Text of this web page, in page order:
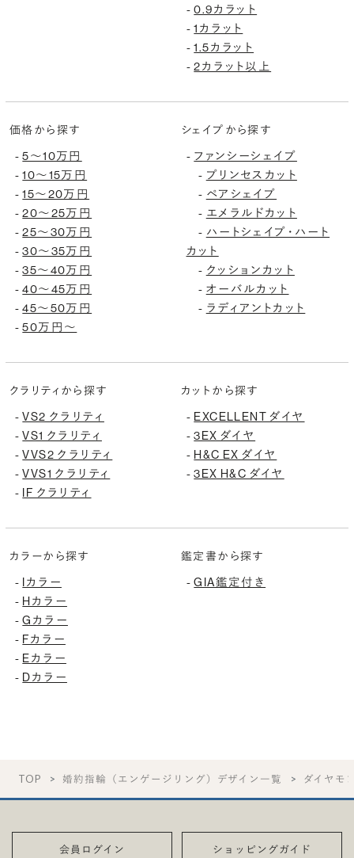
-0.9カラット
-1カラット
-1.5カラット
-2カラット以上
価格から探す
-5〜10万円
-10〜15万円
-15〜20万円
-20〜25万円
-25〜30万円
-30〜35万円
-35〜40万円
-40〜45万円
-45〜50万円
-50万円〜
シェイプから探す
- ファンシーシェイプ
- プリンセスカット
- ペアシェイプ
- エメラルドカット
- ハートシェイプ・ハート
カット
- クッションカット
- オーバルカット
- ラディアントカット
クラリティから探す
-VS2 クラリティ
-VS1 クラリティ
-VVS2 クラリティ
-VVS1 クラリティ
- IF クラリティ
カットから探す
- EXCELLENT ダイヤ
-3EX ダイヤ
- H&C EX ダイヤ
-3EX H&C ダイヤ
カラーから探す
- Iカラー
- Hカラー
-Gカラー
- Fカラー
- Eカラー
- Dカラー
鑑定書から探す
-GIA鑑定付き
TOP 婚約指輪（エンゲージリング）デザイン一覧 ダイヤモ
会員ログイン ショッピングガイド